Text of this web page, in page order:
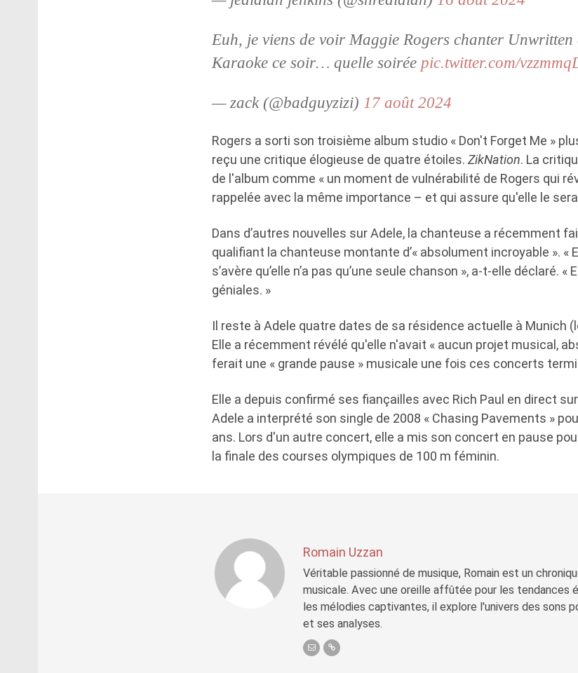
Euh, je viens de voir Maggie Rogers chanter
Karaoke ce soir… quelle soirée pic.twitter.com/
— zack (@badguyzizi) 17 août 2024
Rogers a sorti son troisième album studio « Don't Forget Me »
reçu une critique élogieuse de quatre étoiles. ZikNation. La
de l'album comme « un moment de vulnérabilité de Rogers qui
rappelée avec la même importance – et qui assure qu'elle le sera
Dans d’autres nouvelles sur Adele, la chanteuse a récemment
qualifiant la chanteuse montante d’« absolument incroyable ». «
s’avère qu’elle n’a pas qu’une seule chanson », a-t-elle déclaré.
géniales. »
Il reste à Adele quatre dates de sa résidence actuelle à Munich
Elle a récemment révélé qu'elle n'avait « aucun projet musical,
ferait une « grande pause » musicale une fois ces concerts
Elle a depuis confirmé ses fiançailles avec Rich Paul en direct
Adele a interprété son single de 2008 « Chasing Pavements »
ans. Lors d'un autre concert, elle a mis son concert en pause
la finale des courses olympiques de 100 m féminin.
Romain Uzzan
Véritable passionné de musique, Romain est un
musicale. Avec une oreille affûtée pour les tendances
les mélodies captivantes, il explore l'univers des sons
et ses analyses.